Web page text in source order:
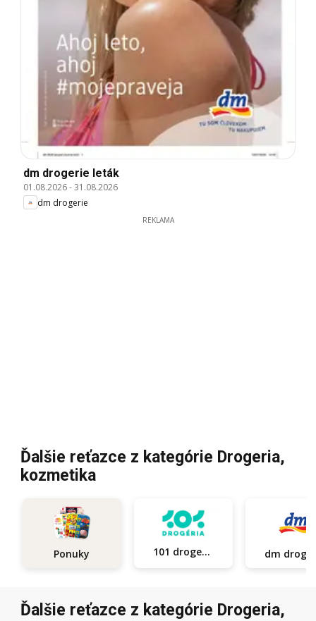
dm drogerie leták
01.08.2026-31.08.2026
dm drogerie
REKLAMA
Ďalšie reťazce z kategórie Drogeria,
kozmetika
Ponuky 101 drogerie
Ďalšie reťazce z kategórie Drogeria,